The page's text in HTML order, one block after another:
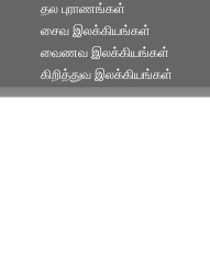
தல புராணங்கள்
சைவ இலக்கியங்கள்
வைணவ இலக்கியங்கள்
கிறித்துவ இலக்கியங்கள்